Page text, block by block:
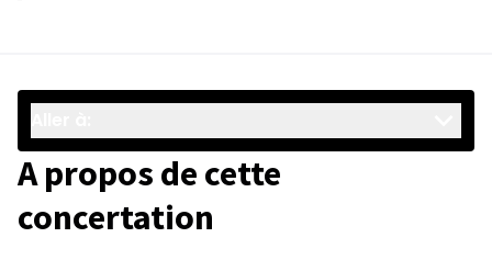
A propos de cette
concertation